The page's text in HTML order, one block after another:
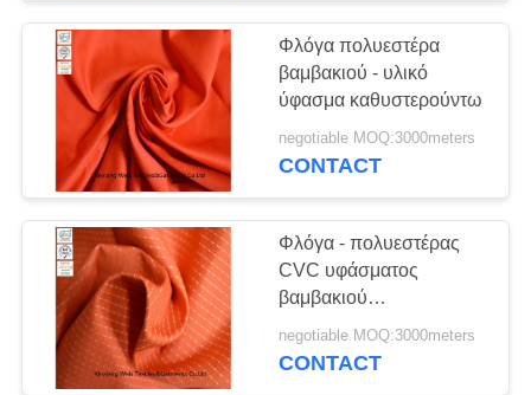
πυρκαγιά - ύφασμα
καθυστερούντω
Υψηλό ύφασμα
Φλόγα πολυεστέρα
βαμβακιού - υλικό
ύφασμα καθυστερούντω
negotiable MOQ:3000meters
CONTACT
Φλόγα - πολυεστέρας
CVC υφάσματος
βαμβακιού
καθυστερούντω
απόδειξη τόξων
negotiable MOQ:3000meters
CONTACT